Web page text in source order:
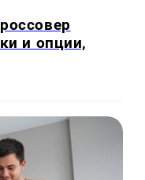
и опции,